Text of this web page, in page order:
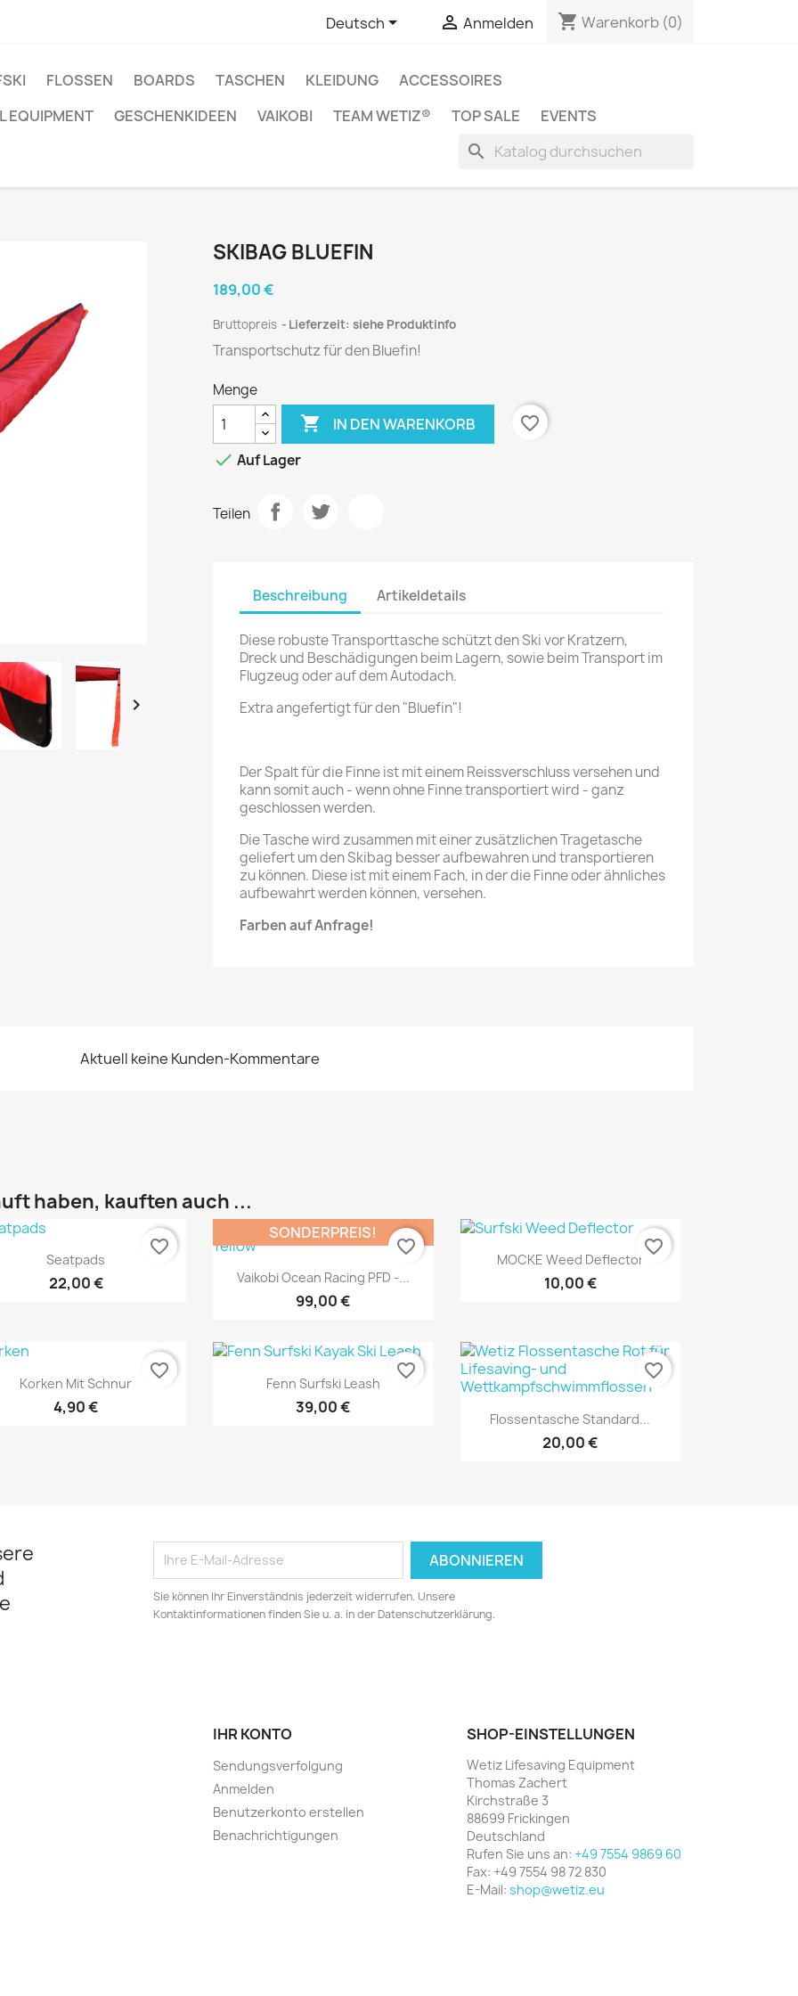
Deutsch  Anmelden shopping_cart Warenkorb (0)
FLOSSEN BOARDS TASCHEN KLEIDUNG
ACCESSOIRES
EQUIPMENT
GESCHENKIDEEN VAIKOBI TEAM WETIZ® TOP SALE EVENTS
search

SKIBAG BLUEFIN
189,00 €
Bruttopreis Lieferzeit: siehe Produktinfo
Transportschutz für den Bluefin!
Menge
 IN DEN WARENKORB
favorite_border
 Auf Lager
Teilen
Beschreibung Artikeldetails
Diese robuste Transporttasche schützt den Ski vor Kratzern,
Dreck und Beschädigungen beim Lagern, sowie beim Transport im
Flugzeug oder auf dem Autodach.
Extra angefertigt für den "Bluefin"!
Der Spalt für die Finne ist mit einem Reissverschluss versehen und
kann somit auch - wenn ohne Finne transportiert wird - ganz
geschlossen werden.
Die Tasche wird zusammen mit einer zusätzlichen Tragetasche
geliefert um den Skibag besser aufbewahren und transportieren
zu können. Diese ist mit einem Fach, in der die Finne oder ähnliches
aufbewahrt werden können, versehen.
Farben auf Anfrage!
Aktuell keine Kunden-Kommentare
haben, kauften auch ...
Vorschau
Seatpads
22,00 €
favorite_border
Vorschau
Vaikobi Ocean Racing PFD -...
99,00 €
SONDERPREIS!
favorite_border Vorschau
MOCKE Weed Deflector
10,00 €
favorite_border
Vorschau
Korken Mit Schnur
4,90 €
favorite_border  Vorschau
Fenn Surfski Leash
39,00 €
favorite_border
Vorschau
Flossentasche Standard...
20,00 €
favorite_border
Sie können Ihr Einverständnis jederzeit widerrufen. Unsere
Kontaktinformationen finden Sie u. a. in der Datenschutzerklärung.
IHR KONTO
Sendungsverfolgung
Anmelden
Benutzerkonto erstellen
Benachrichtigungen
SHOP-EINSTELLUNGEN
Wetiz Lifesaving Equipment
Thomas Zachert
Kirchstraße 3
88699 Frickingen
Deutschland
Rufen Sie uns an: +49 7554 9869 60
Fax: +49 7554 98 72 830
E-Mail: shop@wetiz.eu